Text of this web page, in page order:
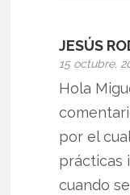
JESÚS
15 octubre,
Hola
por el
prácticas
cuando